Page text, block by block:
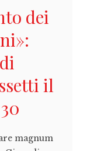
dei
il
magnum